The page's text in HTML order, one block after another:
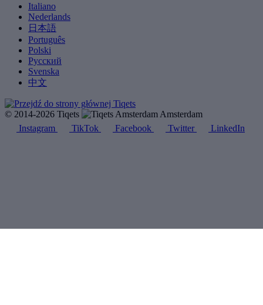
Italiano
Nederlands
日本語
Português
Polski
Русский
Svenska
中文
© 2014-2026 Tiqets
Amsterdam
Instagram
TikTok Facebook Twitter LinkedIn